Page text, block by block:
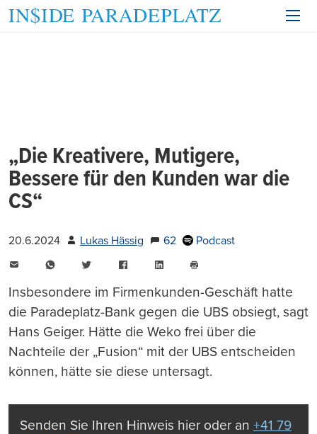
„Die Kreativere, Mutigere,
Bessere für den Kunden war die
CS“
20.6.2024 Lukas Hässig 62
Podcast
WhatsAppTwitter FacebookLinkedIn
drucken
Insbesondere im Firmenkunden-Geschäft hatte
die Paradeplatz-Bank gegen die UBS obsiegt, sagt
Hans Geiger. Hätte die Weko frei über die
Nachteile der „Fusion“ mit der UBS entscheiden
können, hätte sie diese untersagt.
Senden Sie Ihren Hinweis hier oder an +41 79